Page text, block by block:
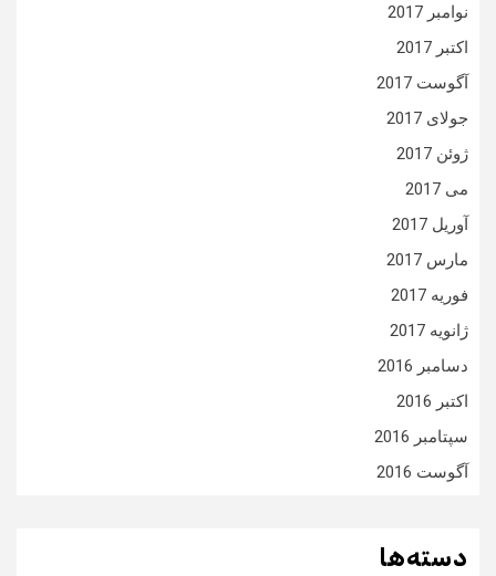
نوامبر 2017
اکتبر 2017
آگوست 2017
جولای 2017
ژوئن 2017
می 2017
آوریل 2017
مارس 2017
فوریه 2017
ژانویه 2017
دسامبر 2016
اکتبر 2016
سپتامبر 2016
آگوست 2016
دسته‌ها